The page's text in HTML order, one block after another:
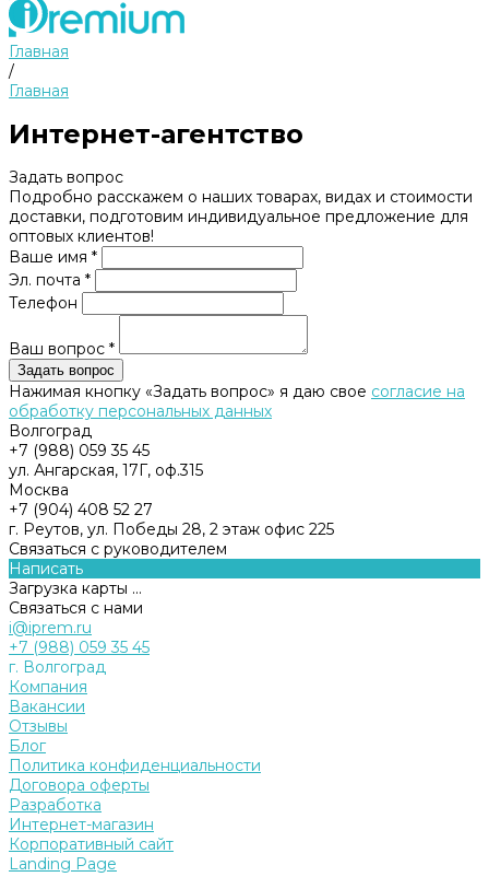
Главная
/
Главная
Интернет-агентство
Задать вопрос
Подробно расскажем о наших товарах, видах и стоимости
доставки, подготовим индивидуальное предложение для
оптовых клиентов!
Ваше имя *
Эл. почта *
Телефон
Ваш вопрос *
Нажимая кнопку «Задать вопрос» я даю свое согласие на
обработку персональных данных
Волгоград
+7 (988) 059 35 45
ул. Ангарская, 17Г, оф.315
Москва
+7 (904) 408 52 27
г. Реутов, ул. Победы 28, 2 этаж офис 225
Связаться с руководителем
Написать
Загрузка карты ...
Связаться с нами
i@iprem.ru
+7 (988) 059 35 45
г. Волгоград
Компания
Вакансии
Отзывы
Блог
Политика конфиденциальности
Договора оферты
Разработка
Интернет-магазин
Корпоративный сайт
Landing Page